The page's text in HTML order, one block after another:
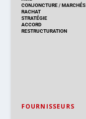
CONJONCTURE/MARCHÉS
RACHAT
STRATÉGIE
ACCORD
RESTRUCTURATION
FOURNISSEURS